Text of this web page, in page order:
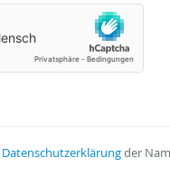
Datenschutzerklärungder